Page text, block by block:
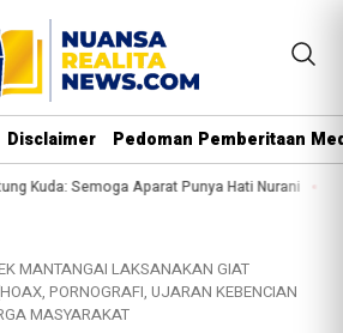
Disclaimer Pedoman Pemberitaan
Punya Hati Nurani Massa Reuni 212 Hanya
MANTANGAI LAKSANAKAN GIAT
PORNOGRAFI, UJARAN KEBENCIAN
MASYARAKAT